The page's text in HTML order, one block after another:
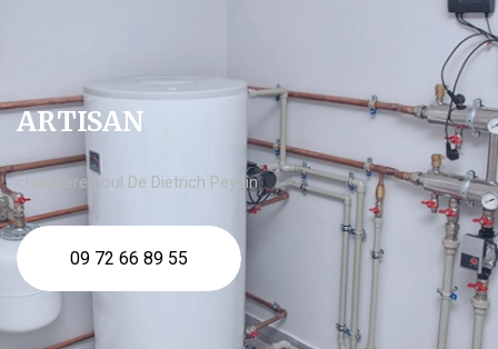
ARTISAN
chaudière fioul De Dietrich Peypin
09 72 66 89 55